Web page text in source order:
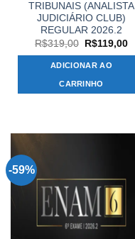
TRIBUNAIS (ANALISTA
JUDICIÁRIO CLUB)
REGULAR 2026.2
R$319,00
O
original
era:
R$319,00.
R$119,00O
ADICIONAR AO
CARRINHO
-59%